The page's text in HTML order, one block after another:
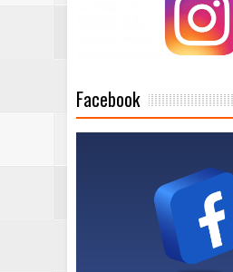
Facebook